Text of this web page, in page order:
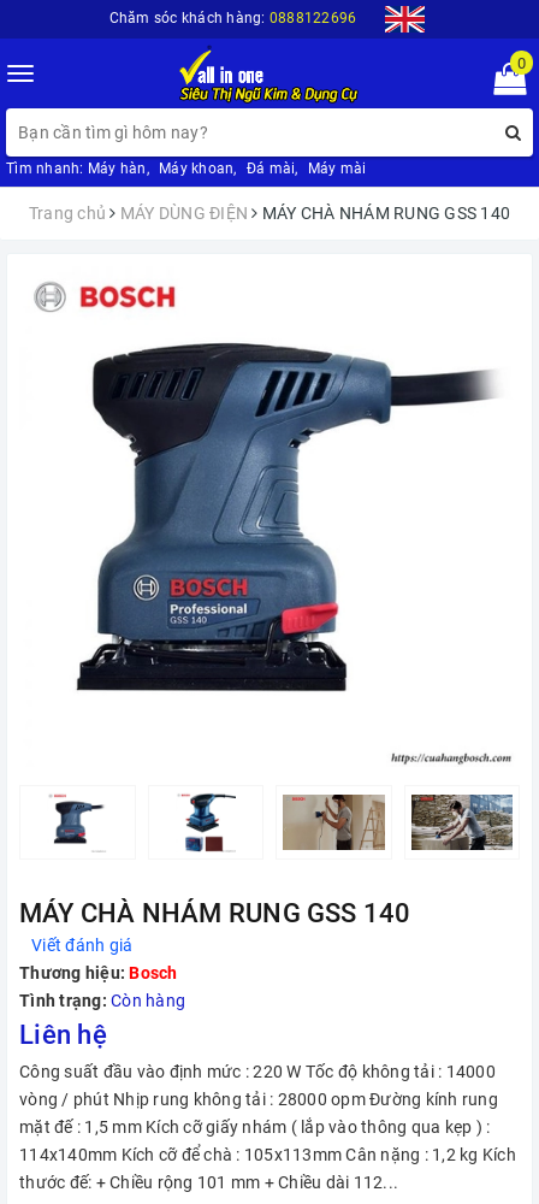
Chăm sóc khách hàng: 0888122696
Toggle
navigation
0
Tìm nhanh: Máy hàn, Máy khoan, Đá mài, Máy mài
Trang chủ MÁY DÙNG ĐIỆN MÁY CHÀ NHÁM RUNG GSS 140
MÁY CHÀ NHÁM RUNG GSS 140
Viết đánh giá
Thương hiệu: Bosch
Tình trạng: Còn hàng
Liên hệ
Công suất đầu vào định mức : 220 W Tốc độ không tải : 14000
vòng / phút Nhịp rung không tải : 28000 opm Đường kính rung
mặt đế : 1,5 mm Kích cỡ giấy nhám ( lắp vào thông qua kẹp ) :
114x140mm Kích cỡ để chà : 105x113mm Cân nặng : 1,2 kg Kích
thước đế: + Chiều rộng 101 mm + Chiều dài 112...